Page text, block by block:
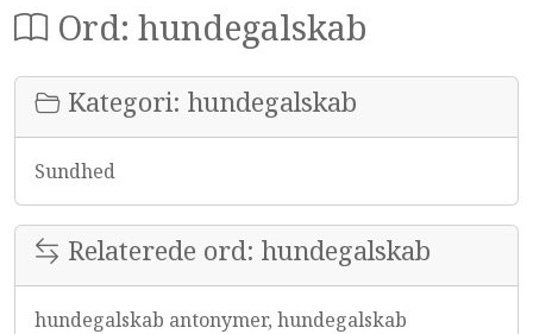
Ord: hundegalskab
Kategori: hundegalskab
Sundhed
Relaterede ord: hundegalskab
hundegalskab antonymer, hundegalskab